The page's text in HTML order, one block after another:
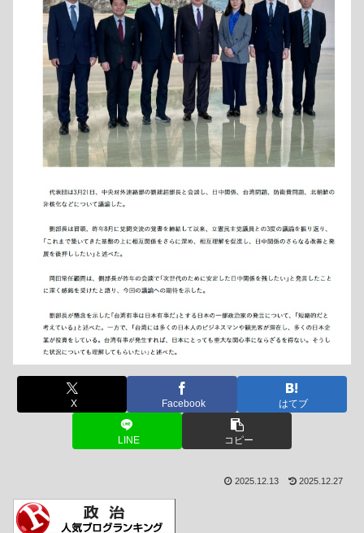
X Facebook はてブ
LINE コピー
2025.12.13 2025.12.27